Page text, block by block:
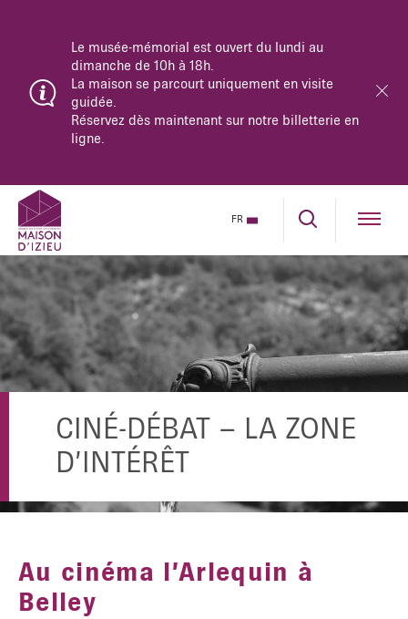
Le musée-mémorial est ouvert du lundi au
dimanche de 10h à 18h.
La maison se parcourt uniquement en visite
guidée.
Réservez dès maintenant sur notre billetterie en
ligne.
FR
CINÉ-DÉBAT – LA ZONE
D’INTÉRÊT
Au cinéma l’Arlequin à
Belley